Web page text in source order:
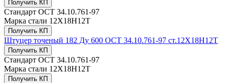
Получить КП
Стандарт ОСТ 34.10.761-97
Марка стали 12Х18Н12Т
Получить КП
Штуцер точеный 182 Ду 600 ОСТ 34.10.761-97 ст.12Х18Н12Т
Получить КП
Стандарт ОСТ 34.10.761-97
Марка стали 12Х18Н12Т
Получить КП